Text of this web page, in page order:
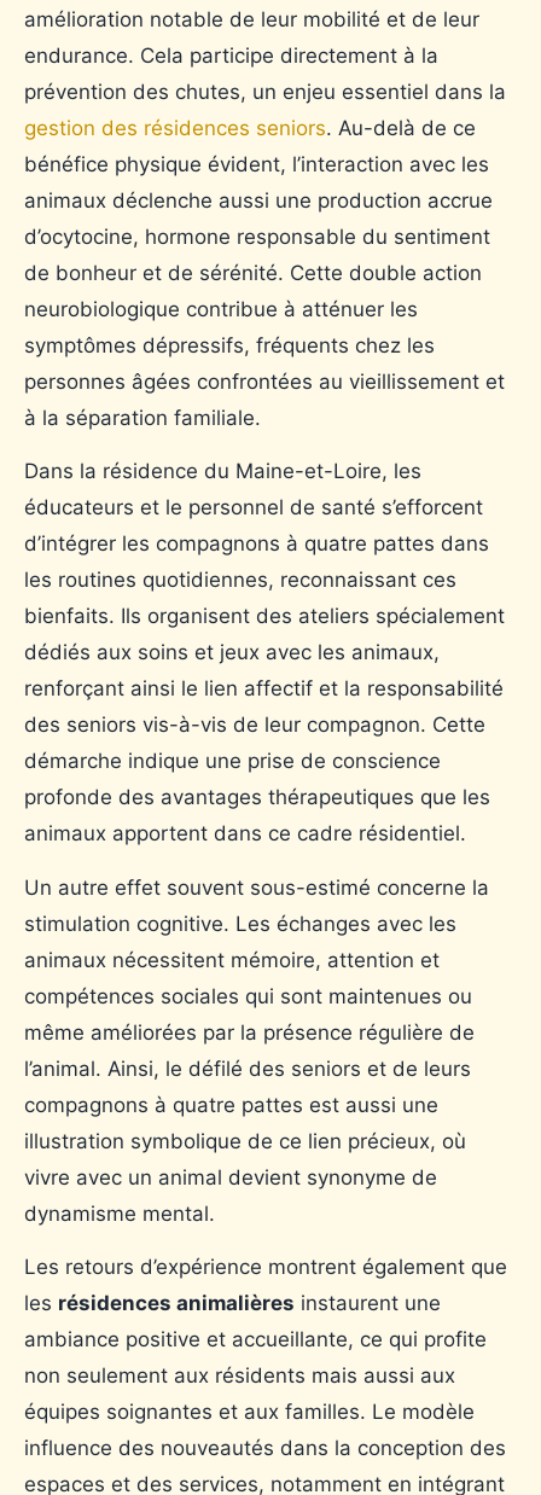
amélioration notable de leur mobilité et de leur
endurance. Cela participe directement à la
prévention des chutes, un enjeu essentiel dans la
gestion des résidences seniors. Au-delà de ce
bénéfice physique évident, l’interaction avec les
animaux déclenche aussi une production accrue
d’ocytocine, hormone responsable du sentiment
de bonheur et de sérénité. Cette double action
neurobiologique contribue à atténuer les
symptômes dépressifs, fréquents chez les
personnes âgées confrontées au vieillissement et
à la séparation familiale.
Dans la résidence du Maine-et-Loire, les
éducateurs et le personnel de santé s’efforcent
d’intégrer les compagnons à quatre pattes dans
les routines quotidiennes, reconnaissant ces
bienfaits. Ils organisent des ateliers spécialement
dédiés aux soins et jeux avec les animaux,
renforçant ainsi le lien affectif et la responsabilité
des seniors vis-à-vis de leur compagnon. Cette
démarche indique une prise de conscience
profonde des avantages thérapeutiques que les
animaux apportent dans ce cadre résidentiel.
Un autre effet souvent sous-estimé concerne la
stimulation cognitive. Les échanges avec les
animaux nécessitent mémoire, attention et
compétences sociales qui sont maintenues ou
même améliorées par la présence régulière de
l’animal. Ainsi, le défilé des seniors et de leurs
compagnons à quatre pattes est aussi une
illustration symbolique de ce lien précieux, où
vivre avec un animal devient synonyme de
dynamisme mental.
Les retours d’expérience montrent également que
les résidences animalières instaurent une
ambiance positive et accueillante, ce qui profite
non seulement aux résidents mais aussi aux
équipes soignantes et aux familles. Le modèle
influence des nouveautés dans la conception des
espaces et des services, notamment en intégrant